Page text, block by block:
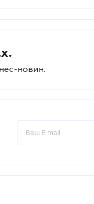
новин.